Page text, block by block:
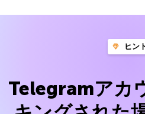
ヒン
Telegramアカ